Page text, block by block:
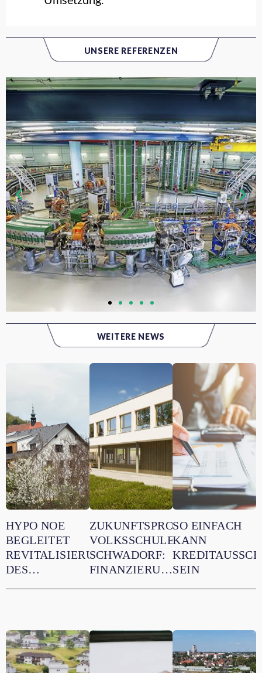
UNSERE REFERENZEN
WEITERE NEWS
HYPO NOE
BEGLEITET
REVITALISIERUNG
DES
WIEN
ZUKUNFTSPROJEKT
VOLKSSCHULE
SCHWADORF:
FINANZIERUNG,
SO EINFACH
KANN
SEIN